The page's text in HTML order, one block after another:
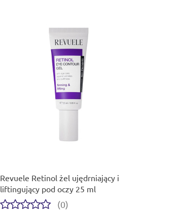
Revuele Retinol żel ujędrniający i
liftingujący pod oczy 25 ml
(0)